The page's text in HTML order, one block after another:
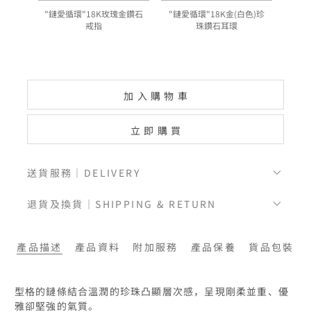
"鏈愛循環"18K玫瑰金鑽石
戒指
"鏈愛循環"18K金(白色)珍
珠鑽石耳環
加入購物車
立即購買
送貨服務｜DELIVERY
退貨及換貨｜SHIPPING & RETURN
產品描述 產品資料 附加服務 產品保養 貨品包裝
型格的鏈條結合溫潤的珍珠凸顯層次感，呈現剛柔並重、優
雅卻堅強的氣質。